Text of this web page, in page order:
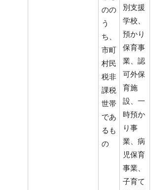
別支援
学校、
預かり
保育事
業、認
可外保
育施
設、一
時預か
り事
業、病
児保育
事業、
子育て
のの
う
ち、
市町
村民
税非
課税
世帯
であ
るも
の